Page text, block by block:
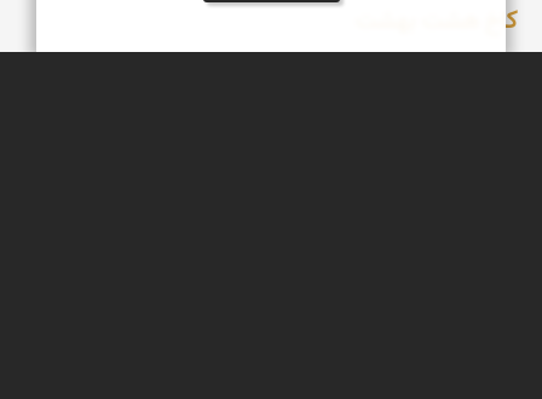
کاخ هشت بهشت